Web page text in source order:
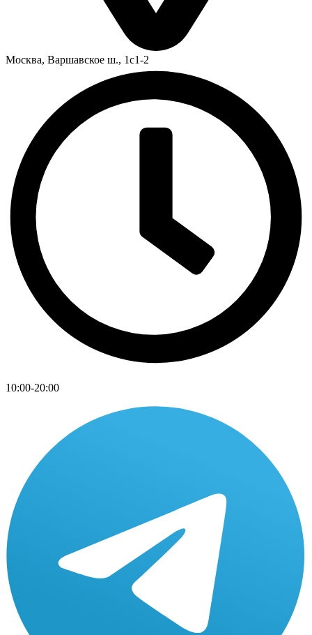
Москва, Варшавское ш., 1с1-2
10:00-20:00